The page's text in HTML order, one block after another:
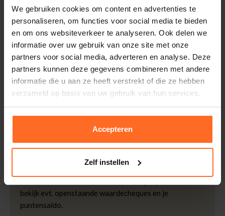
We gebruiken cookies om content en advertenties te
personaliseren, om functies voor social media te bieden
en om ons websiteverkeer te analyseren. Ook delen we
informatie over uw gebruik van onze site met onze
partners voor social media, adverteren en analyse. Deze
partners kunnen deze gegevens combineren met andere
informatie die u aan ze heeft verstrekt of die ze hebben
verzameld op basis van uw gebruik van hun services.
Accepteren
Zelf instellen
Categorie
Gebreide vesten
Merk
Dstrezzed
Doelgroep
Heren
Kleur
Navy
Bezorging is altijd gratis, binnen 1-3 werkdagen
thuisgeleverd met DHL.
Retourneren
Binnen 30 dagen eenvoudig retourneren via DHL voor
slechts € 4,95 of op eigen kosten via PostNL. In de
Bomont winkels kunt u ook gratis retourneren.
Betalen
één van de vele betaalopties.
Besteed € 100,- binnen een half jaar en krijg € 5,- retour
bekijk evt. openstaande waardecheques en je
puntensaldo.